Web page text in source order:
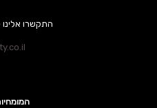
התקשרו אלינו לפרטים